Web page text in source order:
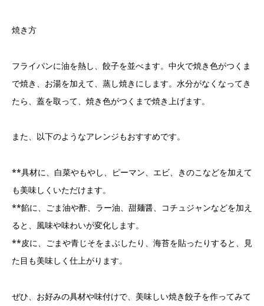
焼き方
フライパンに油を熱し、餃子を並べます。中火で焼き色がつくま
で焼き、お湯を加えて、蒸し焼きにします。水分がなくなってき
たら、蓋を取って、焼き色がつくまで焼き上げます。
また、以下のようなアレンジもおすすめです。
**具材に、白菜やもやし、ピーマン、エビ、きのこなどを加えて
も美味しくいただけます。
**餡に、ごま油や酢、ラー油、甜麺醤、コチュジャンなどを加え
ると、風味や味わいが変化します。
**皮に、ごまや青じそをまぶしたり、海苔を貼ったりすると、見
た目も美味しく仕上がります。
ぜひ、お好みの具材や味付けで、美味しい焼き餃子を作ってみて